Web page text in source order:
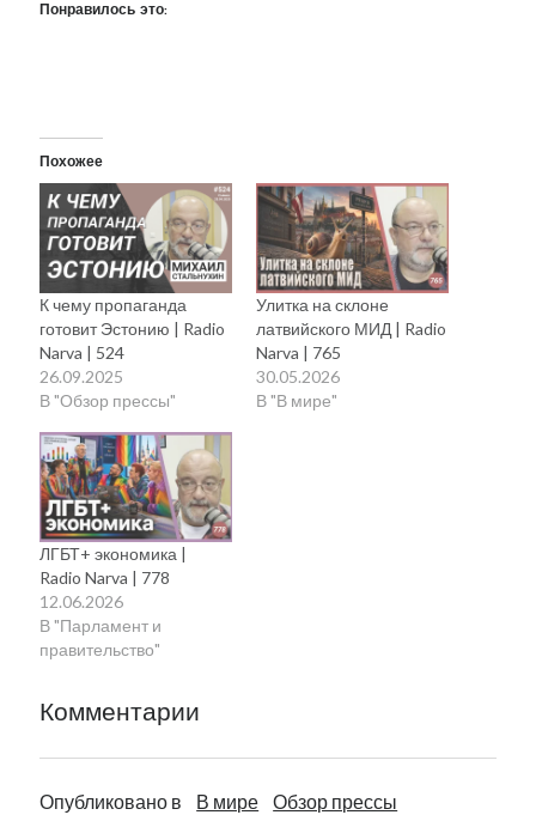
Понравилось это:
Похожее
К чему пропаганда
готовит Эстонию | Radio
Narva | 524
26.09.2025
В "Обзор прессы"
Улитка на склоне
латвийского МИД | Radio
Narva | 765
30.05.2026
В "В мире"
ЛГБТ+ экономика |
Radio Narva | 778
12.06.2026
В "Парламент и
правительство"
Комментарии
Опубликовано в В мире Обзор прессы